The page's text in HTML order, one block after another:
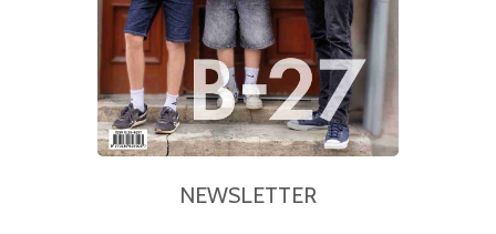
NEWSLETTER